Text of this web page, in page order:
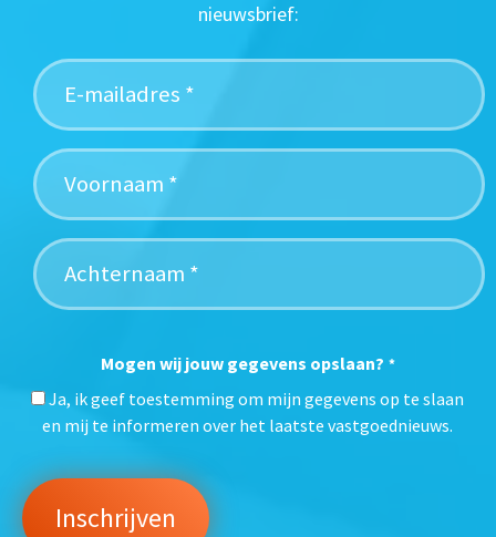
nieuwsbrief:
Mogen wij jouw gegevens opslaan? *
Ja, ik geef toestemming om mijn gegevens op te slaan
en mij te informeren over het laatste vastgoednieuws.